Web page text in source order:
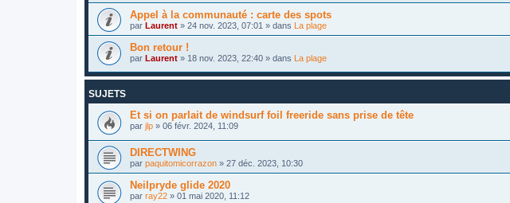
Appel à la communauté : carte des spots
par Laurent » 24 nov. 2023, 07:01 » dans La plage
Bon retour !
par Laurent » 18 nov. 2023, 22:40 » dans La plage
SUJETS
Et si on parlait de windsurf foil freeride sans prise de tête
par jlp » 06 févr. 2024, 11:09
DIRECTWING
par paquitomicorrazon » 27 déc. 2023, 10:30
Neilpryde glide 2020
par ray22 » 01 mai 2020, 11:12